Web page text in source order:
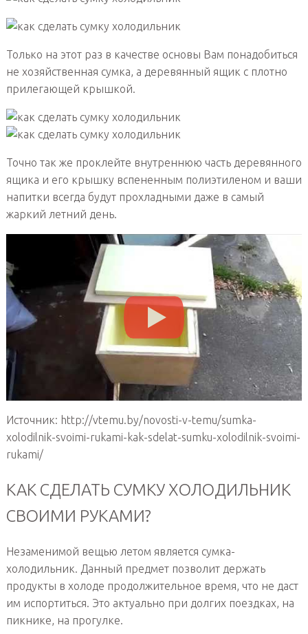
Только на этот раз в качестве основы Вам понадобиться
не хозяйственная сумка, а деревянный ящик с плотно
прилегающей крышкой.
Точно так же проклейте внутреннюю часть деревянного
ящика и его крышку вспененным полиэтиленом и ваши
напитки всегда будут прохладными даже в самый
жаркий летний день.
Источник: http://vtemu.by/novosti-v-temu/sumka-
xolodilnik-svoimi-rukami-kak-sdelat-sumku-xolodilnik-svoimi-
rukami/
КАК СДЕЛАТЬ СУМКУ ХОЛОДИЛЬНИК
СВОИМИ РУКАМИ?
Незаменимой вещью летом является сумка-
холодильник. Данный предмет позволит держать
продукты в холоде продолжительное время, что не даст
им испортиться. Это актуально при долгих поездках, на
пикнике, на прогулке.